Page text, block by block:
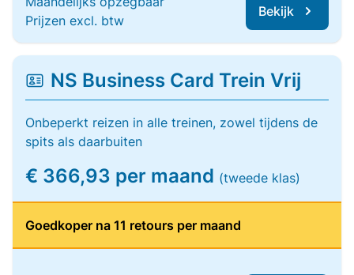
Prijzen excl. btw
Bekijk
NS Business Card Trein Vrij
Onbeperkt reizen in alle treinen, zowel tijdens de
spits als daarbuiten
€ 366,93 per maand (tweede klas)
Goedkoper na 11 retours per maand